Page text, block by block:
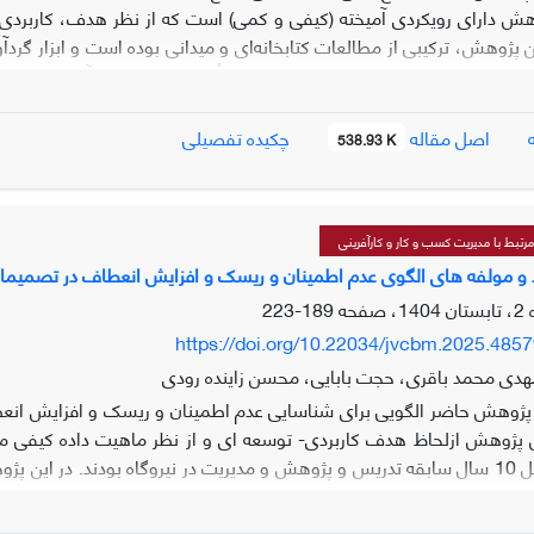
دارای رویکردی آمیخته (کیفی و کمی) است که از نظر هدف،
پژوهش، ترکیبی از مطالعات کتابخانه‌ای و میدانی بوده است و ابزار
مصاحبه و پرسشنامه با درصد بالایی به تأیید رسید. جامعه
تحلیل مضمون به بررسی و کدگذاری مصاحبه‌ها پرداخته شد.
مضمون سازمان‌دهنده گردید. همچنین
بانکداری در چهار سطح قرار گرفته است و «مدیریت قوی نظارتی»
کلان بانکی»، «ابهام‌زدایی از قوانین»، «ارزیابی سطح اعتباری
پذیرترین مضامین پژوهش هستند.
اصل مقاله 538.93 K چکیده تفصیلی
با مدیریت کسب و کار و کارآفرینی
و مولفه های الگوی عدم اطمینان و ریسک و افزایش انعطاف در تصمیمات
189-223
https://doi.org/10.22034/
محمد باقری، حجت بابایی، محسن زاینده رودی
حاضر الگویی برای شناسایی عدم اطمینان و ریسک و افزایش
مجمر که حداقل 10 سال سابقه تدریس و پژوهش و مدیریت در نیروگاه